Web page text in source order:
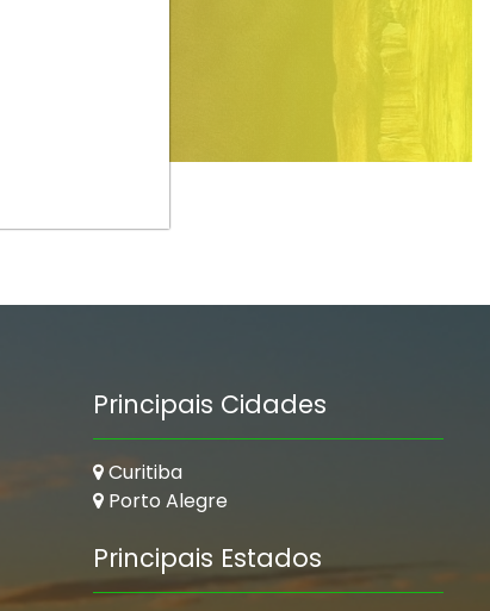
Principais Cidades
Curitiba
Porto Alegre
Principais Estados